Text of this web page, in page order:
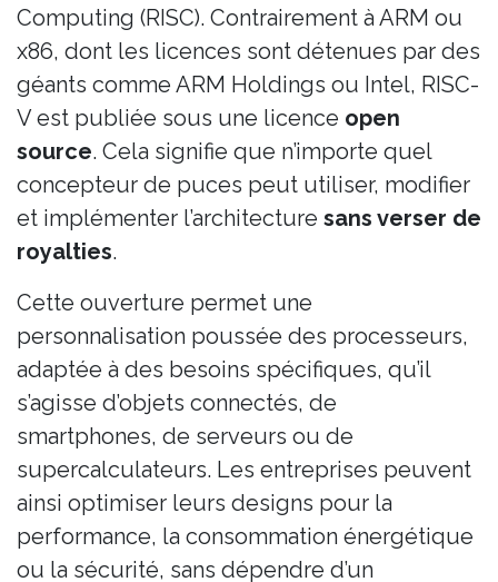
Computing (RISC). Contrairement à ARM ou
x86, dont les licences sont détenues par des
géants comme ARM Holdings ou Intel, RISC-
V est publiée sous une licence open
source. Cela signifie que n’importe quel
concepteur de puces peut utiliser, modifier
et implémenter l’architecture sans verser de
royalties.
Cette ouverture permet une
personnalisation poussée des processeurs,
adaptée à des besoins spécifiques, qu’il
s’agisse d’objets connectés, de
smartphones, de serveurs ou de
supercalculateurs. Les entreprises peuvent
ainsi optimiser leurs designs pour la
performance, la consommation énergétique
ou la sécurité, sans dépendre d’un